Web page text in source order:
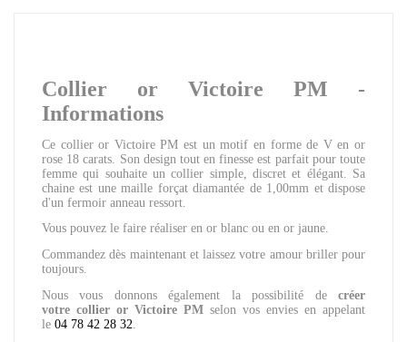
Collier or Victoire PM -
Informations
Ce collier or Victoire PM est un motif en forme de V en or
rose 18 carats. Son design tout en finesse est parfait pour toute
femme qui souhaite un collier simple, discret et élégant. Sa
chaine est une maille forçat diamantée de 1,00mm et dispose
d'un fermoir anneau ressort.
Vous pouvez le faire réaliser en or blanc ou en or jaune.
Commandez dès maintenant et laissez votre amour briller pour
toujours.
Nous vous donnons également la possibilité de créer
votre collier or Victoire PM selon vos envies en appelant
le 04 78 42 28 32